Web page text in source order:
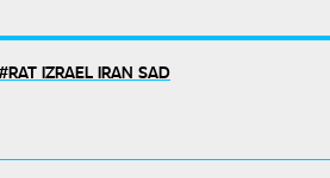
RAT IZRAEL IRAN SAD